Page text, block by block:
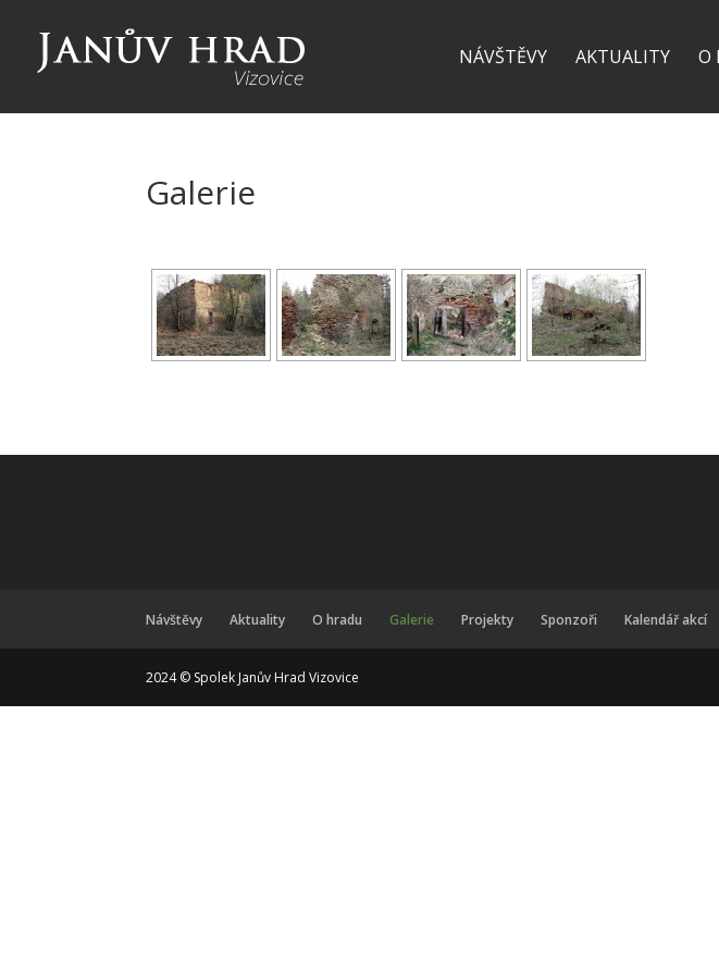
NÁVŠTĚVY AKTUALITY O
Galerie
Návštěvy Aktuality O hradu Galerie Projekty Sponzoři Kalendář akcí
2024 © Spolek Janův Hrad Vizovice